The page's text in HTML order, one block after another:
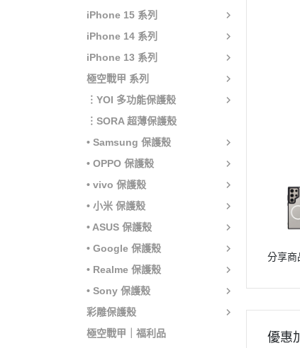
iPhone 15 系列
iPhone 14 系列
iPhone 13 系列
極空戰甲 系列
︙YOI 多功能保護殼
︙SORA 超薄保護殼
• Samsung 保護殼
• OPPO 保護殼
• vivo 保護殼
• 小米 保護殼
• ASUS 保護殼
• Google 保護殼
• Realme 保護殼
• Sony 保護殼
彩雕保護殼
極空戰甲｜福利品
分享商
優惠